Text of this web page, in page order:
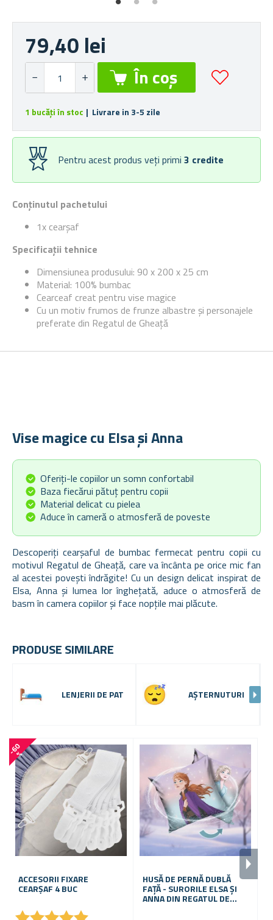
Conținutul pachetului
1x cearșaf
Specificații tehnice
Dimensiunea produsului: 90 x 200 x 25 cm
Material: 100% bumbac
Cearceaf creat pentru vise magice
Cu un motiv frumos de frunze albastre și personajele
preferate din Regatul de Gheață
79,40 lei
1 bucăți în stoc | Livrare in 3-5 zile
Pentru acest produs veți primi 3 credite
Vise magice cu Elsa și Anna
Oferiți-le copiilor un somn confortabil
Baza fiecărui pătuț pentru copii
Material delicat cu pielea
Aduce în cameră o atmosferă de poveste
Descoperiți cearșaful de bumbac fermecat pentru copii cu
motivul Regatul de Gheață, care va încânta pe orice mic fan
al acestei povești îndrăgite! Cu un design delicat inspirat de
Elsa, Anna și lumea lor înghețată, aduce o atmosferă de
basm în camera copiilor și face nopțile mai plăcute.
PRODUSE SIMILARE
LENJERII DE PAT AȘTERNUTURI
-
6
0
%
ACCESORII FIXARE
CEARȘAF 4 BUC
HUSĂ DE PERNĂ DUBLĂ
FAȚĂ - SURORILE ELSA ȘI
ANNA DIN REGATUL DE